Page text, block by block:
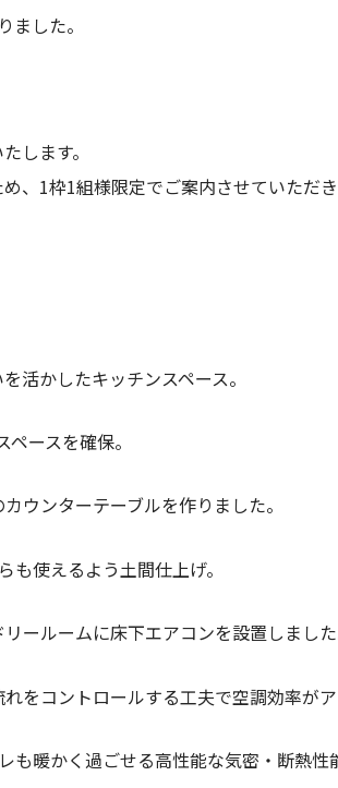
ました。
します。
、1枠1組様限定でご案内させていただき
活かしたキッチンスペース。
ースを確保。
ウンターテーブルを作りました。
使えるよう土間仕上げ。
ールームに床下エアコンを設置しました
をコントロールする工夫で空調効率がア
暖かく過ごせる高性能な気密・断熱性